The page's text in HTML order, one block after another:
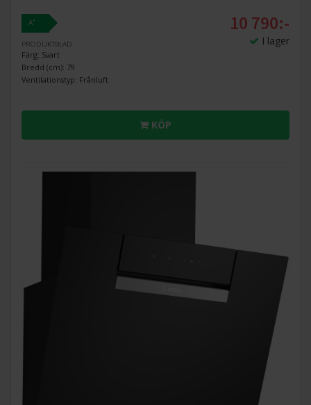
A+
PRODUKTBLAD
Färg: Svart
Bredd (cm): 79
Ventilationstyp: Frånluft
10 790:-
I lager
KÖP